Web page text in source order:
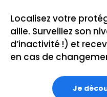
Localisez votre
aille. Surveillez son
d’inactivité !) et
en cas de
Je